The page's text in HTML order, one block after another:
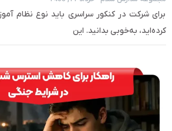
برای شرکت در کنکور سراسری باید نوع نظام
کرده‌اید، به‌خوبی بدانید. این